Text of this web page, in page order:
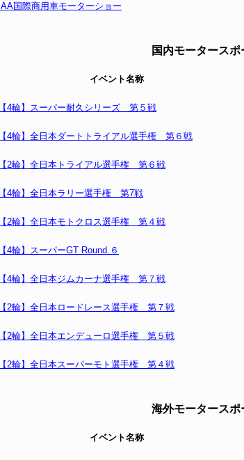
IAA国際商用車モーターショー
国内モータースポ
イベント名称
【4輪】スーパー耐久シリーズ 第５戦
【4輪】全日本ダートトライアル選手権 第６戦
【2輪】全日本トライアル選手権 第６戦
【4輪】全日本ラリー選手権 第7戦
【2輪】全日本モトクロス選手権 第４戦
【4輪】スーパーGT Round.６
【4輪】全日本ジムカーナ選手権 第７戦
【2輪】全日本ロードレース選手権 第７戦
【2輪】全日本エンデューロ選手権 第５戦
【2輪】全日本スーパーモト選手権 第４戦
海外モータースポ
イベント名称